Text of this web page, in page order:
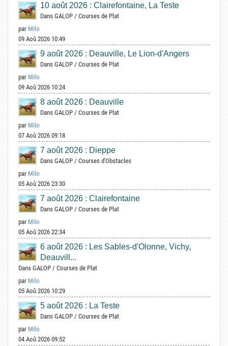
10 août 2026 : Clairefontaine, La Teste
Dans GALOP / Courses de Plat
par Milo
09 Aoû 2026 10:49
9 août 2026 : Deauville, Le Lion-d'Angers
Dans GALOP / Courses de Plat
par Milo
09 Aoû 2026 10:24
8 août 2026 : Deauville
Dans GALOP / Courses de Plat
par Milo
07 Aoû 2026 09:18
7 août 2026 : Dieppe
Dans GALOP / Courses d'Obstacles
par Milo
05 Aoû 2026 23:30
7 août 2026 : Clairefontaine
Dans GALOP / Courses de Plat
par Milo
05 Aoû 2026 22:34
6 août 2026 : Les Sables-d'Olonne, Vichy,
Deauvill...
Dans GALOP / Courses de Plat
par Milo
05 Aoû 2026 10:29
5 août 2026 : La Teste
Dans GALOP / Courses de Plat
par Milo
04 Aoû 2026 09:52